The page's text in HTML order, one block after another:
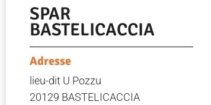
SPAR
BASTELICACCIA
Adresse
lieu-dit U Pozzu
20129 BASTELICACCIA